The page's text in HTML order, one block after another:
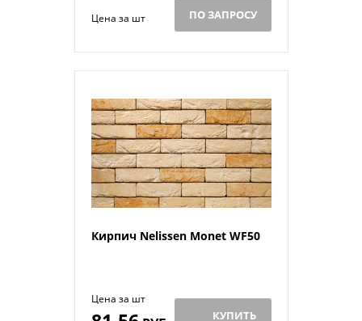
Цена за шт ПО ЗАПРОСУ
Кирпич Nelissen Monet WF50
Цена за шт
КУПИТЬ